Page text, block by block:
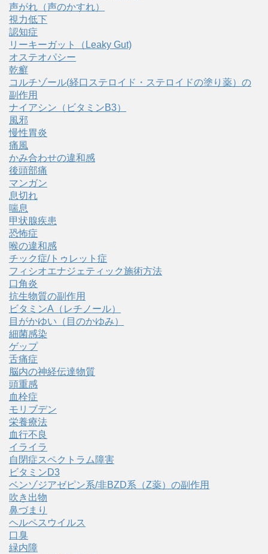
声がれ（声のかすれ）
視力低下
認知症
リーキーガット（Leaky Gut)
オステオパシー
乾癬
コルチゾール(経口ステロイド・ステロイドの塗り薬）の
副作用
ナイアシン（ビタミンB3）
風邪
慢性胃炎
痛風
かみ合わせの違和感
後頭部痛
マンガン
息切れ
喘息
甲状腺疾患
恐怖症
喉の違和感
チック症/トゥレット症
フィシオエナジェティック施術方法
口角炎
抗生物質の副作用
ビタミンA（レチノール）
目がかゆい（目のかゆみ）
細菌感染
ゲップ
舌痛症
脳内の神経伝達物質
頭重感
血栓症
モリブデン
栄養療法
血行不良
イライラ
自閉症スペクトラム障害
ビタミンD3
ベンゾジアゼピン系/非BZD系（Z薬）の副作用
吹き出物
鼻づまり
ヘルペスウイルス
口臭
緑内障